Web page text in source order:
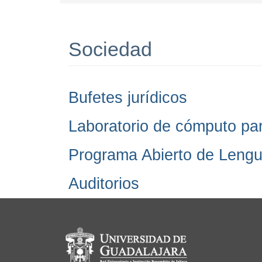
Sociedad
Bufetes jurídicos
Laboratorio de cómputo
Programa Abierto de
Auditorios
Información del portal